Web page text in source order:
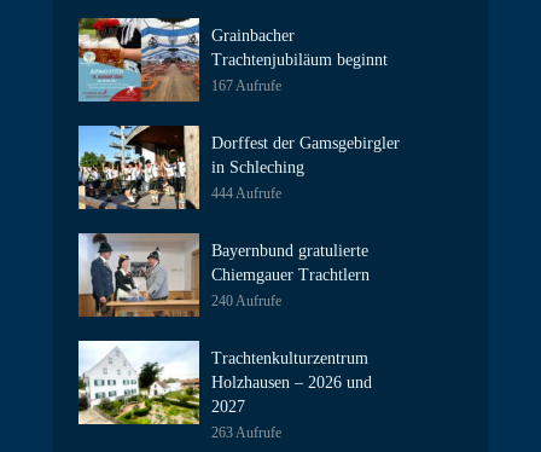
Grainbacher
Trachtenjubiläum beginnt
167 Aufrufe
Dorffest der Gamsgebirgler
in Schleching
444 Aufrufe
Bayernbund gratulierte
Chiemgauer Trachtlern
240 Aufrufe
Trachtenkulturzentrum
Holzhausen – 2026 und
2027
263 Aufrufe